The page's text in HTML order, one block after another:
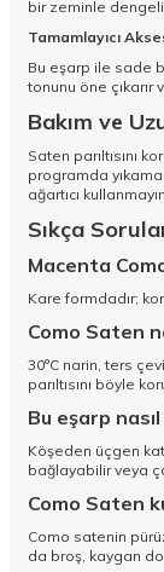
bir zeminle
Tamamlayıcı
Bu eşarp ile sade
tonunu öne
Bakım ve
Saten parıltısını
programda
ağartıcı
Sıkça
Macenta
Kare formdadır;
Como Saten
30°C narin, ters
parıltısını böyle
Bu eşarp
Köşeden üçgen
bağlayabilir veya
Como Saten
Como satenin
da broş, kaygan